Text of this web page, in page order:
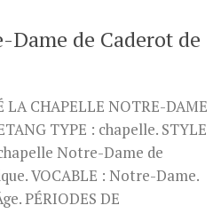
de Caderot de
LA CHAPELLE NOTRE-DAME
TYPE : chapelle. STYLE
Notre-Dame de
VOCABLE : Notre-Dame.
PÉRIODES DE